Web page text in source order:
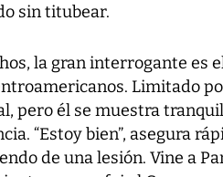
sin titubear.
la gran interrogante es
Limitado
pero él se muestra
“Estoy bien”, asegura
de una lesión. Vine a